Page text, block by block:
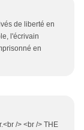
de liberté en
l'écrivain
en
/> <br /> THE